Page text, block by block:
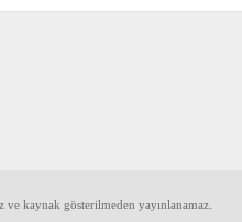
ve kaynak gösterilmeden yayınlanamaz.